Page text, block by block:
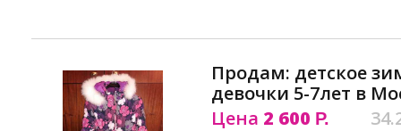
Продам: детское
девочки 5-7лет в
Цена 2 600 Р.